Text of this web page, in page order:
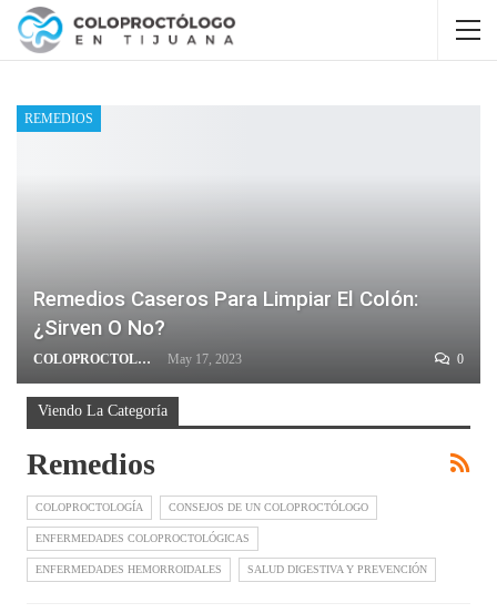
REMEDIOS
Remedios Caseros Para Limpiar El Colón:
¿sirven O No?
COLOPROCTOLOGO May 17, 2023 0
Viendo La Categoría
Remedios
COLOPROCTOLOGÍA CONSEJOS DE UN COLOPROCTÓLOGO
ENFERMEDADES COLOPROCTOLÓGICAS
ENFERMEDADES HEMORROIDALES SALUD DIGESTIVA Y PREVENCIÓN